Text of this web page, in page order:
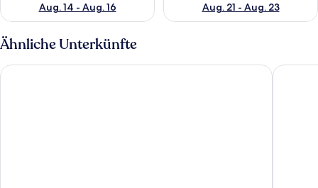
Aug. 14 - Aug. 16
Aug. 21 - Aug. 23
Ähnliche Unterkünfte
Vilnius Apartments & Suites - Town Hall Hotel